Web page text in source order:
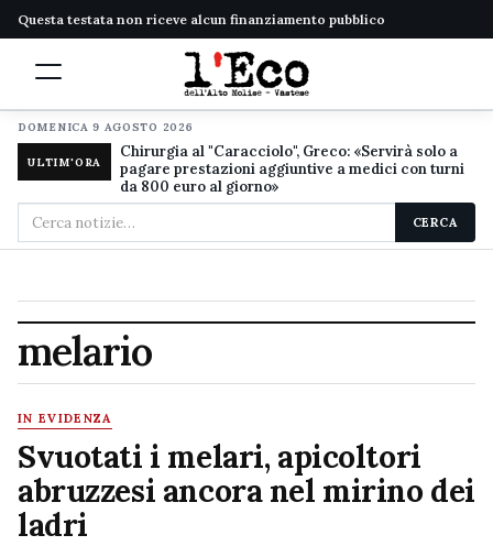
Questa testata non riceve alcun finanziamento pubblico
DOMENICA 9 AGOSTO 2026
ULTIM'ORA
Chirurgia al "Caracciolo", Greco: «Servirà solo a
pagare prestazioni aggiuntive a medici con turni
da 800 euro al giorno»
Cerca
nel
CERCA
melario
IN EVIDENZA
Svuotati i melari, apicoltori
abruzzesi ancora nel mirino dei
ladri